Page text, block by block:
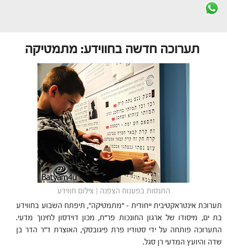
תערוכה חדשה בחווידע: מתמטיקה
התנסות בפענוח הצפנה | צילום חווידע
תערוכת אינטראקטיבית ייחודית – "מתמטיקה", תיפתח השבוע בחווידע
בת ים, מיסודו של ארגון החונכות פר"ח, מכון דוידסון לחינוך מדעי.
התערוכה פותחה על ידי סטודיו פרת פיגובסקי, האוצרת ד"ר הדר בן
שדה והיועץ המדעי רן סגל.